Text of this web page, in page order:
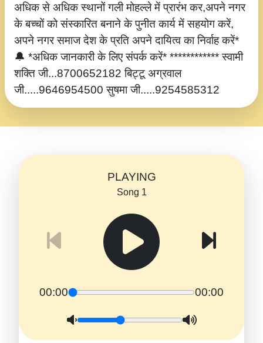
अधिक से अधिक स्थानों गली मोहल्ले में प्रारंभ कर,अपने नगर
के बच्चों को संस्कारित बनाने के पुनीत कार्य में सहयोग करें,
अपने नगर समाज देश के प्रति अपने दायित्व का निर्वाह करें*
🔔 *अधिक जानकारी के लिए संपर्क करें* ************ स्वामी
शक्ति जी...8700652182 बिट्टू अग्रवाल
जी.....9646954500 सुषमा जी.....9254585312
PLAYING
Song 1
00:00 00:00